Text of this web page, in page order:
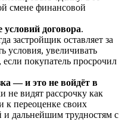
смене финансовой
условий договора.
застройщик оставляет за
условия, увеличивать
покупатель просрочил
— и это не войдёт в
не видят рассрочку как
к переоценке своих
дальнейшим трудностям с